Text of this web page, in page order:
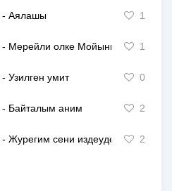
- Аялашы 1
- Мерейли олке Мойынкум 1
- Узилген умит 0
- Байталым аним 2
- Журегим сени издеуде
2